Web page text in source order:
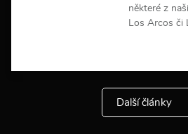
některé z
Los Arcos či
e
i
n
Další články